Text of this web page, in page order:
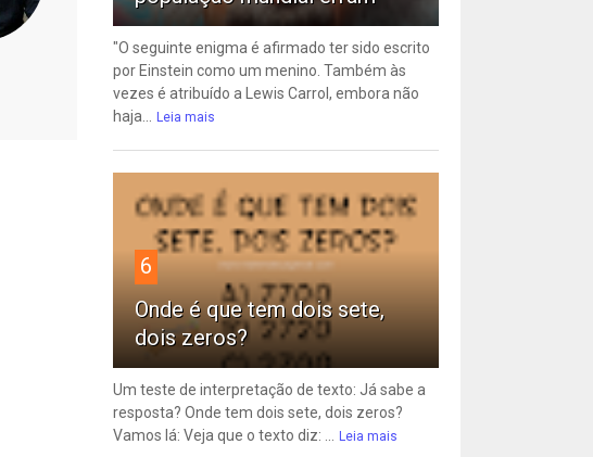
"O seguinte enigma é afirmado ter sido escrito
por Einstein como um menino. Também às
vezes é atribuído a Lewis Carrol, embora não
haja...
Leia mais
6
Onde é que tem dois sete,
dois zeros?
Um teste de interpretação de texto: Já sabe a
resposta? Onde tem dois sete, dois zeros?
Vamos lá: Veja que o texto diz: ...
Leia mais